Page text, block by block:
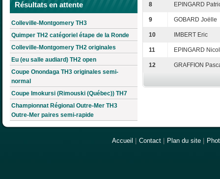
Résultats en attente
Colleville-Montgomery TH3
Quimper TH2 catégoriel étape de la Ronde
Colleville-Montgomery TH2 originales
Eu (eu salle audiard) TH2 open
Coupe Onondaga TH3 originales semi-
normal
Coupe Imokursi (Rimouski (Québec)) TH7
Championnat Régional Outre-Mer TH3
Outre-Mer paires semi-rapide
8 EPINGARD
9 GOBARD Joëlle
10 IMBERT Eric
11 EPINGARD
12 GRAFFION
Accueil Contact Plan du site